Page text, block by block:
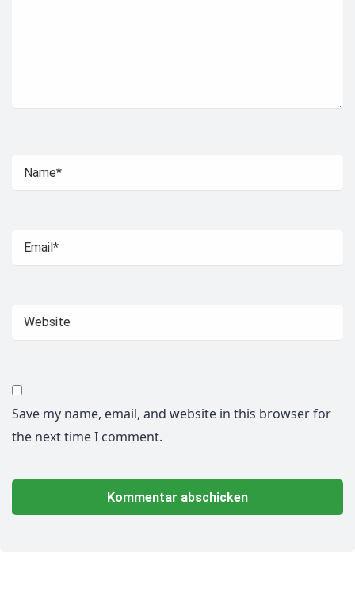
Save my name, email, and website in this browser for
the next time I comment.